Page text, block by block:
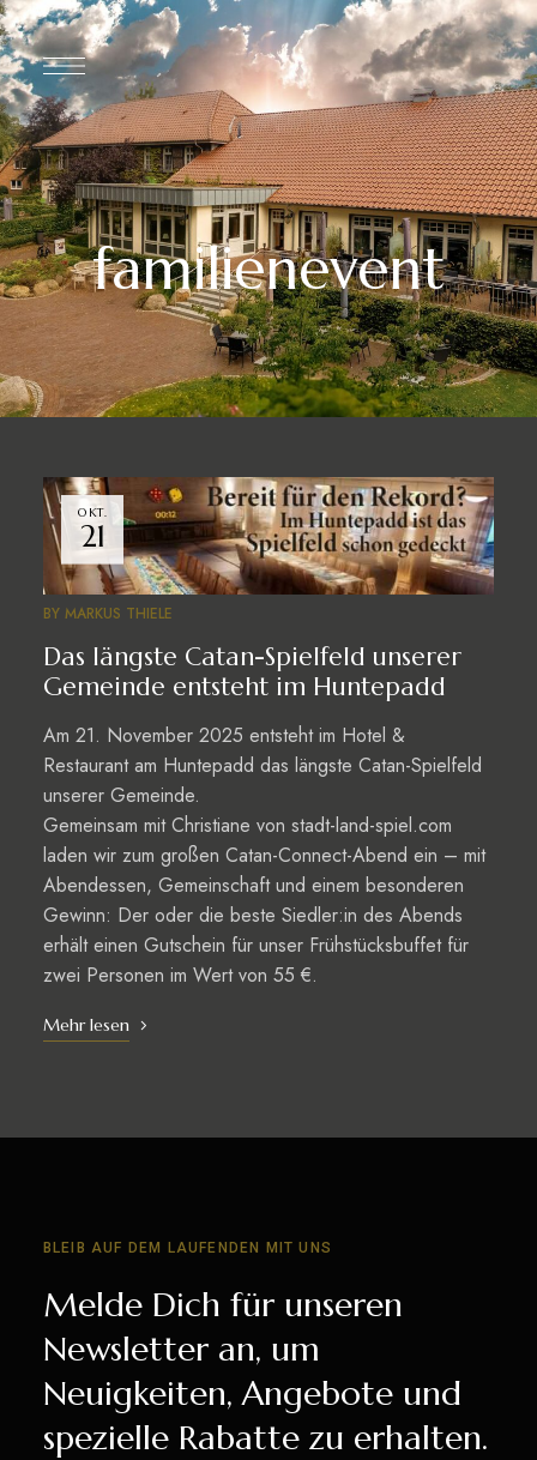
familienevent
OKT.
21
BY MARKUS THIELE
Das längste Catan-Spielfeld unserer
Gemeinde entsteht im Huntepadd
Am 21. November 2025 entsteht im Hotel &
Restaurant am Huntepadd das längste Catan-Spielfeld
unserer Gemeinde.
Gemeinsam mit Christiane von stadt-land-spiel.com
laden wir zum großen Catan-Connect-Abend ein – mit
Abendessen, Gemeinschaft und einem besonderen
Gewinn: Der oder die beste Siedler:in des Abends
erhält einen Gutschein für unser Frühstücksbuffet für
zwei Personen im Wert von 55 €.
Mehr lesen
BLEIB AUF DEM LAUFENDEN MIT UNS
Melde Dich für unseren
Newsletter an, um
Neuigkeiten, Angebote und
spezielle Rabatte zu erhalten.